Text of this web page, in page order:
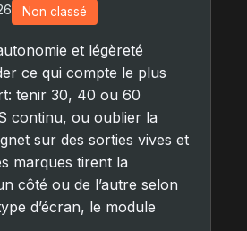
Non classé
et légèreté
ce qui compte le plus
tenir 30, 40 ou 60
continu, ou oublier la
sur des sorties vives et
marques tirent la
côté ou de l’autre selon
d’écran, le module